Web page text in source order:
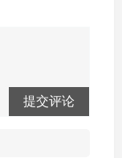
提交评论